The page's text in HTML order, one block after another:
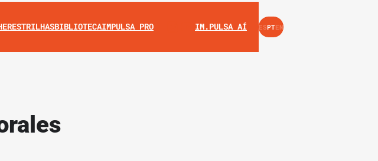
TRILHASBIBLIOTECAIMPULSA PRO INSTAGRAM
YOUTUBE
IM.PULSA AÍ ESPTEN